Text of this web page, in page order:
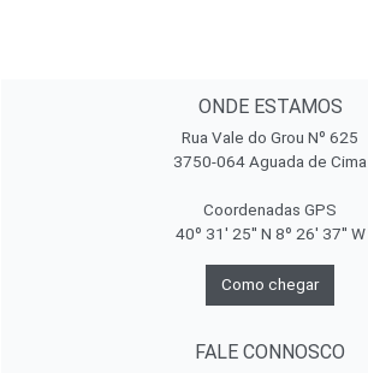
ONDE ESTAMOS
Rua Vale do Grou Nº 625
3750-064 Aguada de Cima
Coordenadas GPS
40º 31' 25'' N 8º 26' 37'' W
Como chegar
FALE CONNOSCO